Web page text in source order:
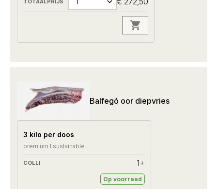
Balfegó oor diepvries
3 kilo per doos
premium I sustainable
1+
Op voorraad